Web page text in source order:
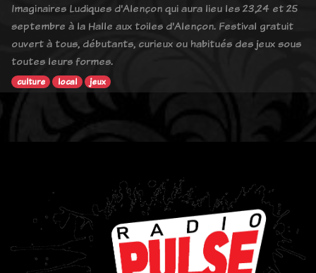
Imaginaires Ludiques d'Alençon qui aura lieu les 23,24 et 25
septembre à la Halle aux toiles d'Alençon. Festival gratuit
ouvert à tous, débutants, curieux ou habitués des jeux sous
toutes leurs formes.
culture local jeux